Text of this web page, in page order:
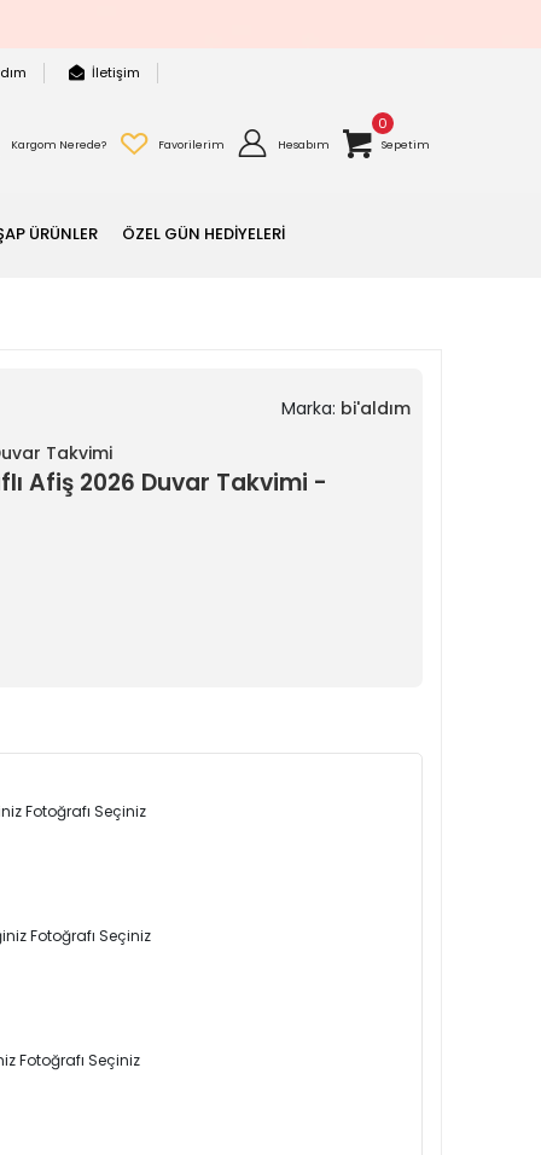
İletişim
Kargom Nerede? Favorilerim Hesabım
0
Sepetim
ÜRÜNLER ÖZEL GÜN HEDİYELERİ
Marka: bi'aldım
Takvimi
Afiş 2026 Duvar Takvimi -
Fotoğrafı Seçiniz
Fotoğrafı Seçiniz
Fotoğrafı Seçiniz